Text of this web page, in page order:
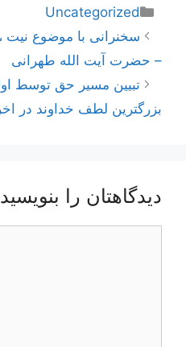
دسته‌ها
Uncategorized
ناوبریسخنرانی با موضوع نیت
– حضرت آیت الله طهرانی
تبیین مسیر حق توسط
بزرگترین لطف خداوند در
دیدگاهتان را بنویسید